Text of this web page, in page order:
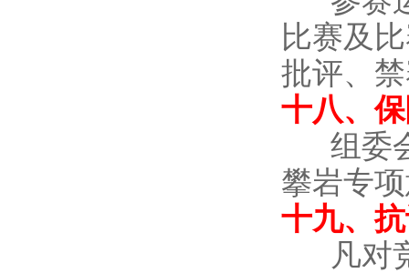
比赛及
批评、
十八、
组委
攀岩专
十九、
凡对